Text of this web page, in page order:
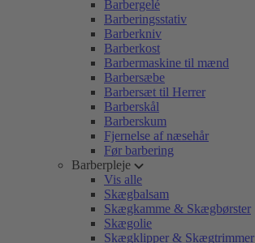
Barbergelé
Barberingsstativ
Barberkniv
Barberkost
Barbermaskine til mænd
Barbersæbe
Barbersæt til Herrer
Barberskål
Barberskum
Fjernelse af næsehår
Før barbering
Barberpleje
Vis alle
Skægbalsam
Skægkamme & Skægbørster
Skægolie
Skægklipper & Skægtrimmer